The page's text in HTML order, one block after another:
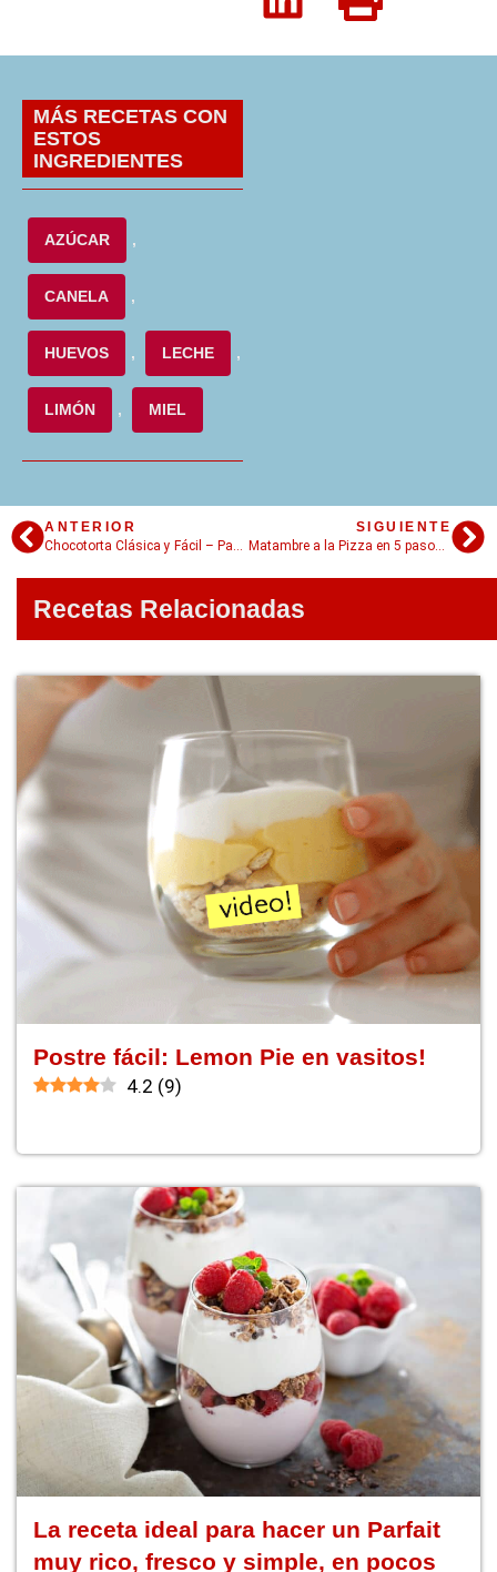
MÁS RECETAS CON
ESTOS
INGREDIENTES
AZÚCAR ,
CANELA ,
HUEVOS , LECHE ,
LIMÓN , MIEL
ANTERIOR
Chocotorta Clásica y Fácil – Paso a Paso
SIGUIENTE
Matambre a la Pizza en 5 pasos: Técnica infalible para que salga como de bodegón
Recetas Relacionadas
Postre fácil: Lemon Pie en vasitos!
4.2 (9)
La receta ideal para hacer un Parfait
muy rico, fresco y simple, en pocos